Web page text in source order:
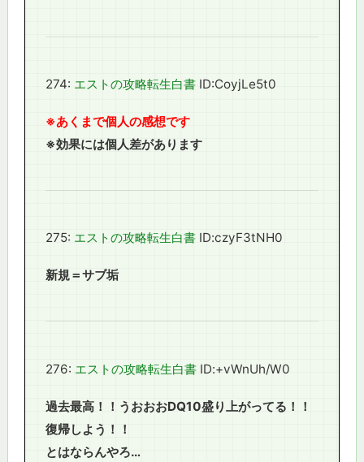
274: エストの攻略転生白書 ID:CoyjLe5t0
※あくまで個人の感想です
※効果には個人差があります
275: エストの攻略転生白書 ID:czyF3tNH0
新規＝サブ垢
276: エストの攻略転生白書 ID:+vWnUh/W0
過去最高！！うおおおDQ10盛り上がってる！！
復帰しよう！！
とはならんやろ…